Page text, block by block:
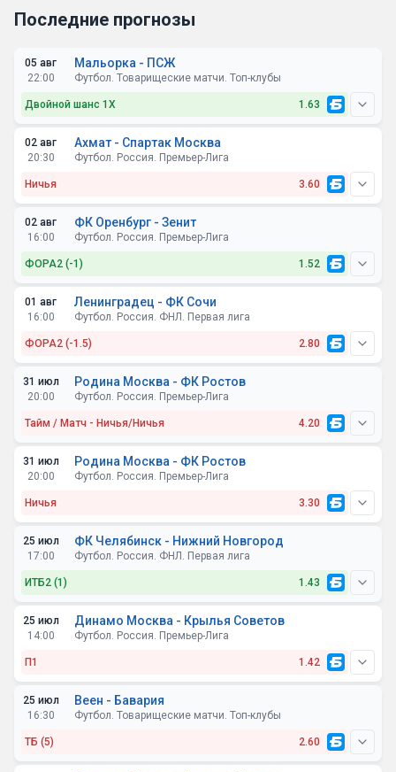
Последние прогнозы
05 авг
22:00
Мальорка - ПСЖ
Футбол. Товарищеские матчи. Топ-клубы
Двойной шанс 1X 1.63
02 авг
20:30
Ахмат - Спартак Москва
Футбол. Россия. Премьер-Лига
Ничья 3.60
02 авг
16:00
ФК Оренбург - Зенит
Футбол. Россия. Премьер-Лига
ФОРА2 (-1) 1.52
01 авг
16:00
Ленинградец - ФК Сочи
Футбол. Россия. ФНЛ. Первая лига
ФОРА2 (-1.5) 2.80
31 июл
20:00
Родина Москва - ФК Ростов
Футбол. Россия. Премьер-Лига
Тайм / Матч - Ничья/Ничья 4.20
31 июл
20:00
Родина Москва - ФК Ростов
Футбол. Россия. Премьер-Лига
Ничья 3.30
25 июл
17:00
ФК Челябинск - Нижний Новгород
Футбол. Россия. ФНЛ. Первая лига
ИТБ2 (1) 1.43
25 июл
14:00
Динамо Москва - Крылья Советов
Футбол. Россия. Премьер-Лига
П1 1.42
25 июл
16:30
Веен - Бавария
Футбол. Товарищеские матчи. Топ-клубы
ТБ (5) 2.60